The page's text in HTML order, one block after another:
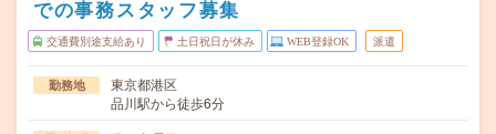
での事務スタッフ募集
交通費別途支給あり 土日祝日が休み WEB登録OK 派遣
勤務地
東京都港区
品川駅から徒歩6分